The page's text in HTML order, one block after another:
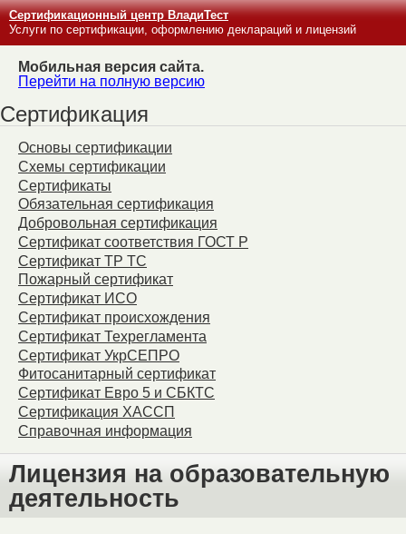
Сертификационный центр ВладиТест
Услуги по сертификации, оформлению деклараций и лицензий
Мобильная версия сайта.
Перейти на полную версию
Сертификация
Основы сертификации
Схемы сертификации
Сертификаты
Обязательная сертификация
Добровольная сертификация
Сертификат соответствия ГОСТ Р
Сертификат ТР ТС
Пожарный сертификат
Сертификат ИСО
Сертификат происхождения
Сертификат Техрегламента
Сертификат УкрСЕПРО
Фитосанитарный сертификат
Сертификат Евро 5 и СБКТС
Сертификация ХАССП
Справочная информация
Лицензия на образовательную
деятельность